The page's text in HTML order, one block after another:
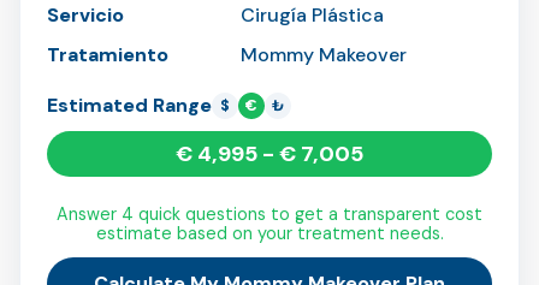
Servicio
Cirugía Plástica
Tratamiento
Mommy Makeover
Estimated Range $ € ₺
€ 4,995 - € 7,005
Answer 4 quick questions to get a transparent cost
estimate based on your treatment needs.